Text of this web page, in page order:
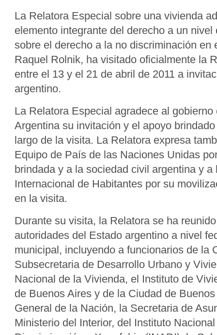
La Relatora Especial sobre una vivienda
elemento integrante del derecho a un
sobre el derecho a la no discriminación en
Raquel Rolnik, ha visitado oficialmente la
entre el 13 y el 21 de abril de 2011 a
argentino.
La Relatora Especial agradece al
Argentina su invitación y el apoyo
largo de la visita. La Relatora expresa
Equipo de País de las Naciones Unidas
brindada y a la sociedad civil argentina y a
Internacional de Habitantes por su
en la visita.
Durante su visita, la Relatora se ha
autoridades del Estado argentino a nivel
municipal, incluyendo a funcionarios de la
Subsecretaria de Desarrollo Urbano y
Nacional de la Vivienda, el Instituto de
de Buenos Aires y de la Ciudad de
General de la Nación, la Secretaria de
Ministerio del Interior, del Instituto